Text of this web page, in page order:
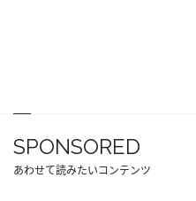
SPONSORED
あわせて読みたいコンテンツ